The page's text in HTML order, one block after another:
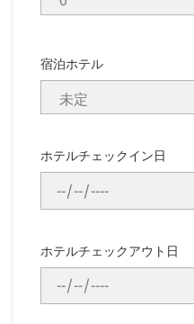
宿泊ホテル
ホテルチェックイン日
ホテルチェックアウト日